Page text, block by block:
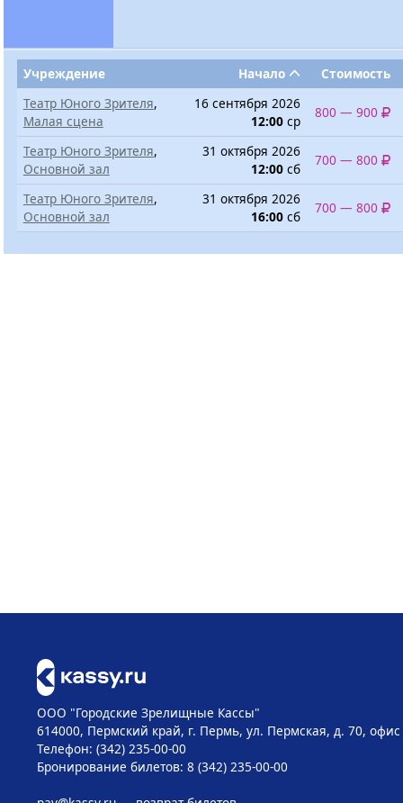
Учреждение Начало
Стоимость
Театр Юного Зрителя,
Малая сцена
16 сентября 2026
12:00 ср
800 — 900
Театр Юного Зрителя,
Основной зал
31 октября 2026
12:00 сб
700 — 800
Театр Юного Зрителя,
Основной зал
31 октября 2026
16:00 сб
700 — 800
ООО "Городские Зрелищные Кассы"
614000, Пермский край, г. Пермь, ул. Пермская, д. 70, офис
Телефон: (342) 235-00-00
Бронирование билетов: 8 (342) 235-00-00